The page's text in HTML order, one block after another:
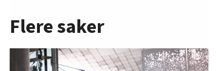
Flere saker